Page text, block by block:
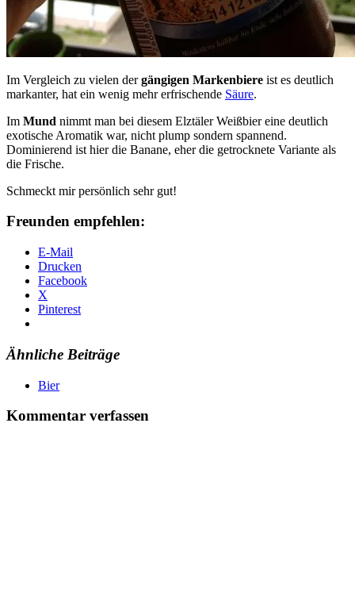
Im Vergleich zu vielen dergängigen Markenbiere ist es deutlich
markanter, hat ein wenig mehr erfrischende Säure.
Im Mund nimmt man bei diesem Elztäler Weißbier eine deutlich
exotische Aromatik war, nicht plump sondern spannend.
Dominierend ist hier die Banane, eher die getrocknete Variante als
die Frische.
Schmeckt mir persönlich sehr gut!
Freunden empfehlen:
E-Mail
Drucken
Facebook
X
Pinterest
Ähnliche Beiträge
Bier
Kommentar verfassen